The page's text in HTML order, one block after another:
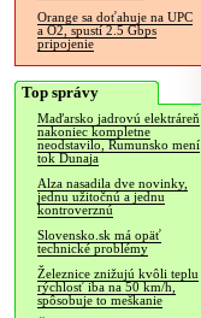
Orange sa doťahuje na UPC
a O2, spustí 2.5 Gbps
pripojenie
Top správy
Maďarsko jadrovú elektráreň
nakoniec kompletne
neodstavilo, Rumunsko mení
tok Dunaja
Alza nasadila dve novinky,
jednu užitočnú a jednu
kontroverznú
Slovensko.sk má opäť
technické problémy
Železnice znižujú kvôli teplu
rýchlosť iba na 50 km/h,
spôsobuje to meškanie